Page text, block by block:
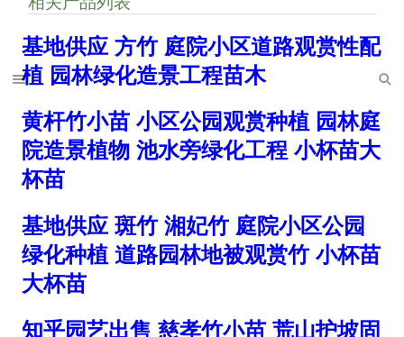
基地供应 方竹 庭院小区道路观赏性配
植 园林绿化造景工程苗木
黄杆竹小苗 小区公园观赏种植 园林庭
院造景植物 池水旁绿化工程 小杯苗大
杯苗
基地供应 斑竹 湘妃竹 庭院小区公园
绿化种植 道路园林地被观赏竹 小杯苗
大杯苗
知乎园艺出售 慈孝竹小苗 荒山护坡固